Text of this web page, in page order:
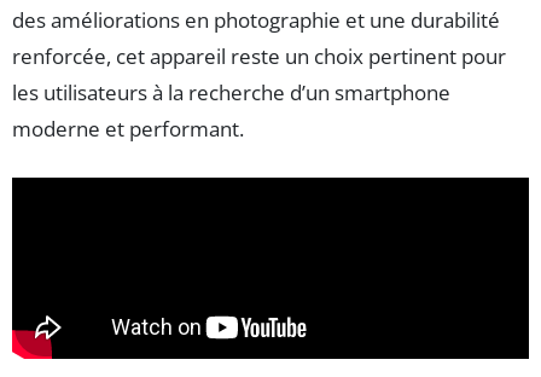
des améliorations en photographie et une durabilité
renforcée, cet appareil reste un choix pertinent pour
les utilisateurs à la recherche d’un smartphone
moderne et performant.